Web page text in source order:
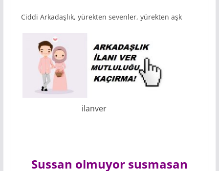
Ciddi Arkadaşlık, yürekten sevenler, yürekten aşk
ilanver
Sussan olmuyor susmasan